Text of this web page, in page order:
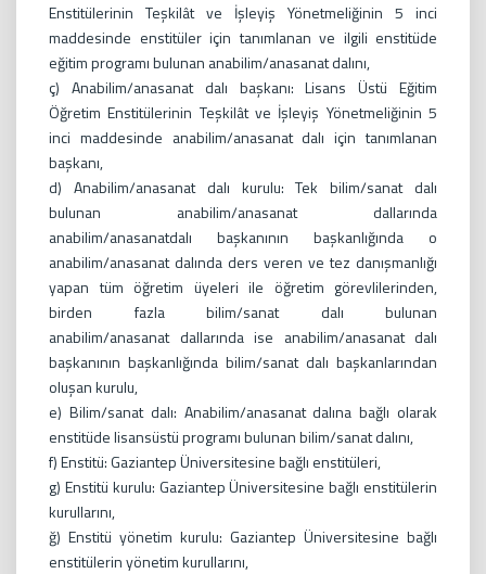
Enstitülerinin Teşkilât ve İşleyiş Yönetmeliğinin 5 inci
maddesinde enstitüler için tanımlanan ve ilgili enstitüde
eğitim programı bulunan anabilim/anasanat dalını,
ç) Anabilim/anasanat dalı başkanı: Lisans Üstü Eğitim
Öğretim Enstitülerinin Teşkilât ve İşleyiş Yönetmeliğinin 5
inci maddesinde anabilim/anasanat dalı için tanımlanan
başkanı,
d) Anabilim/anasanat dalı kurulu: Tek bilim/sanat dalı
bulunan anabilim/anasanat dallarında
anabilim/anasanatdalı başkanının başkanlığında o
anabilim/anasanat dalında ders veren ve tez danışmanlığı
yapan tüm öğretim üyeleri ile öğretim görevlilerinden,
birden fazla bilim/sanat dalı bulunan
anabilim/anasanat dallarında ise anabilim/anasanat dalı
başkanının başkanlığında bilim/sanat dalı başkanlarından
oluşan kurulu,
e) Bilim/sanat dalı: Anabilim/anasanat dalına bağlı olarak
enstitüde lisansüstü programı bulunan bilim/sanat dalını,
f) Enstitü: Gaziantep Üniversitesine bağlı enstitüleri,
g) Enstitü kurulu: Gaziantep Üniversitesine bağlı enstitülerin
kurullarını,
ğ) Enstitü yönetim kurulu: Gaziantep Üniversitesine bağlı
enstitülerin yönetim kurullarını,